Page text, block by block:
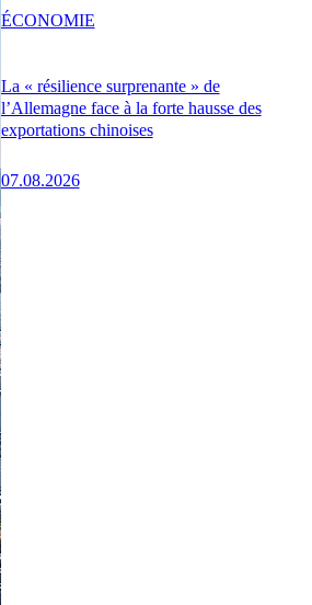
La « résilience surprenante » de
l’Allemagne face à la forte hausse des
exportations chinoises
07.08.2026
ÉCONOMIE